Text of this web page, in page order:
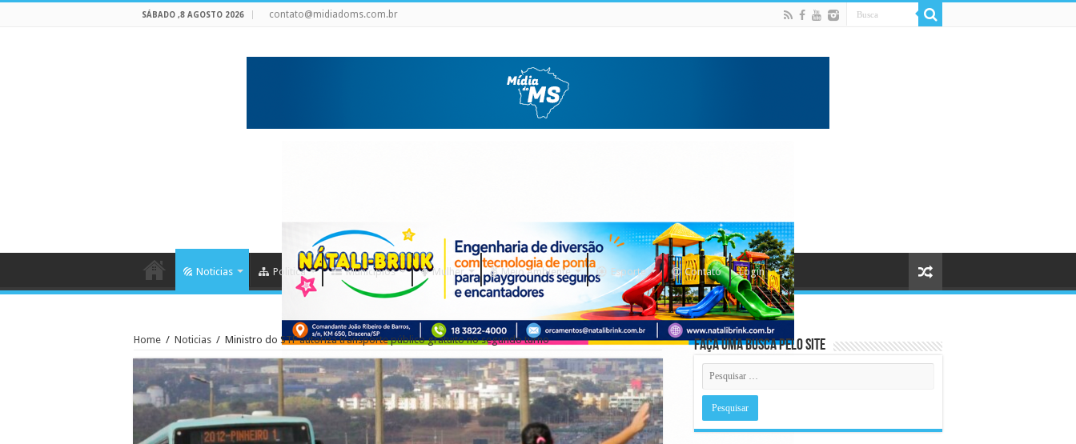
SÁBADO ,8 AGOSTO 2026 contato@midiadoms.com.br
Noticias Politica Municipios Mulher Meio Ambiente Esporte Contato Login
Home / Noticias / Ministro do STF autoriza transporte público gratuito no segundo turno Faça uma busca pelo Site